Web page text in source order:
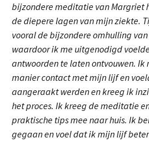
bijzondere meditatie van Margriet
de diepere lagen van mijn ziekte.
vooral de bijzondere omhulling van
waardoor ik me uitgenodigd
antwoorden te laten ontvouwen. Ik
manier contact met mijn lijf en
aangeraakt werden en kreeg ik
het proces. Ik kreeg de meditatie
praktische tips mee naar huis. Ik
gegaan en voel dat ik mijn lijf